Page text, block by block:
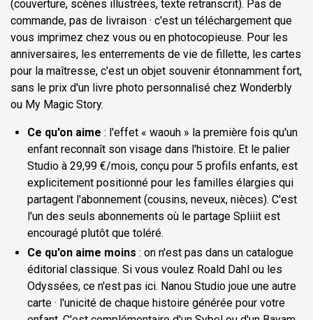
(couverture, scènes illustrées, texte retranscrit). Pas de
commande, pas de livraison · c'est un téléchargement que
vous imprimez chez vous ou en photocopieuse. Pour les
anniversaires, les enterrements de vie de fillette, les cartes
pour la maîtresse, c'est un objet souvenir étonnamment fort,
sans le prix d'un livre photo personnalisé chez Wonderbly
ou My Magic Story.
Ce qu'on aime : l'effet « waouh » la première fois qu'un
enfant reconnaît son visage dans l'histoire. Et le palier
Studio à 29,99 €/mois, conçu pour 5 profils enfants, est
explicitement positionné pour les familles élargies qui
partagent l'abonnement (cousins, neveux, nièces). C'est
l'un des seuls abonnements où le partage Spliiit est
encouragé plutôt que toléré.
Ce qu'on aime moins : on n'est pas dans un catalogue
éditorial classique. Si vous voulez Roald Dahl ou les
Odyssées, ce n'est pas ici. Nanou Studio joue une autre
carte · l'unicité de chaque histoire générée pour votre